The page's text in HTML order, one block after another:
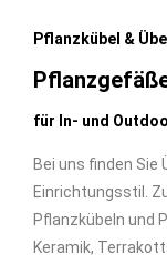
Pflanzkübel &
für In- und
Bei uns finden
Einrichtungsstil.
Pflanzkübeln und
Keramik,